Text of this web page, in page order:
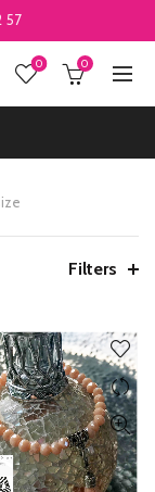
57
0 0
Filters